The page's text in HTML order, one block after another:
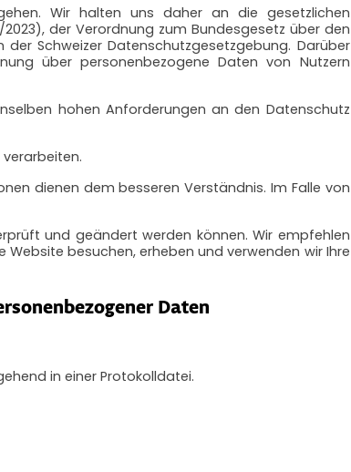
Wir halten uns daher an die gesetzlichen
der Verordnung zum Bundesgesetz über den
Schweizer Datenschutzgesetzgebung. Darüber
über personenbezogene Daten von Nutzern
hohen Anforderungen an den Datenschutz
dienen dem besseren Verständnis. Im Falle von
und geändert werden können. Wir empfehlen
besuchen, erheben und verwenden wir Ihre
Daten
in einer Protokolldatei.